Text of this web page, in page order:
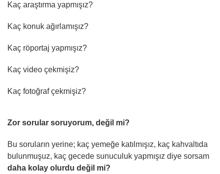
Kaç araştırma yapmışız?
Kaç konuk ağırlamışız?
Kaç röportaj yapmışız?
Kaç video çekmişiz?
Kaç fotoğraf çekmişiz?
Zor sorular soruyorum, değil mi?
Bu soruların yerine; kaç yemeğe katılmışız, kaç kahvaltıda
bulunmuşuz, kaç gecede sunuculuk yapmışız diye sorsam
daha kolay olurdu değil mi?